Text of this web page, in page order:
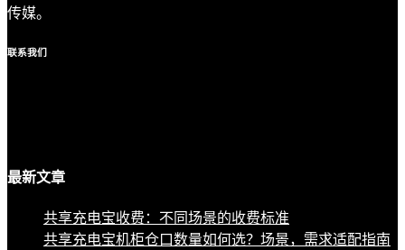
传媒。
联系我们
最新文章
共享充电宝收费：不同场景的收费标准
共享充电宝机柜仓口数量如何选？场景，需求适配指南